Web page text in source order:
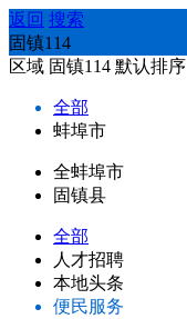
返回 搜索
固镇114
区域 固镇114 默认排序
全部
蚌埠市
全蚌埠市
固镇县
全部
人才招聘
本地头条
便民服务